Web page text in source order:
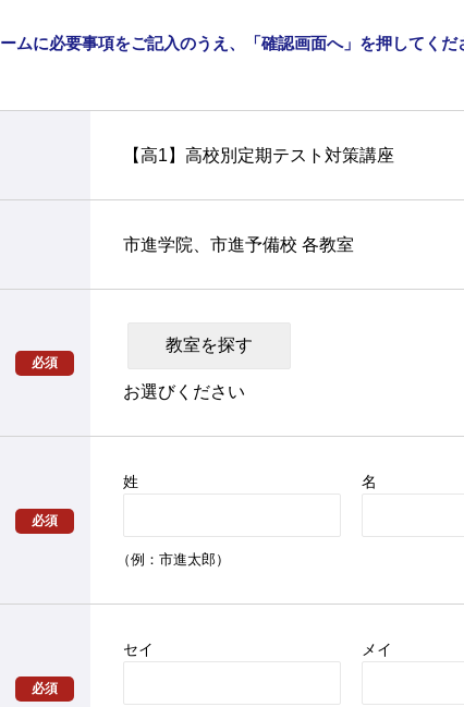
ムに必要事項をご記入のうえ、「確認画面へ」を押してくだ
【高1】高校別定期テスト対策講座
市進学院、市進予備校 各教室
必須
お選びください
必須
姓 名
（例：市進太郎）
必須
セイ メイ